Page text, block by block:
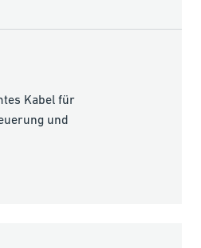
Kabel für
und